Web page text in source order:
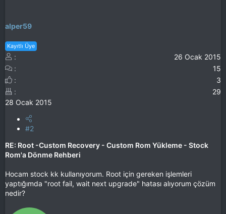
alper59
Kayıtlı Üye
26 Ocak 2015
15
3
29
28 Ocak 2015
#2
RE: Root -Custom Recovery - Custom Rom Yükleme - Stock
Rom'a Dönme Rehberi
Hocam stock kk kullanıyorum. Root için gereken işlemleri
yaptığımda "root fail, wait next upgrade" hatası alıyorum çözüm
nedir?